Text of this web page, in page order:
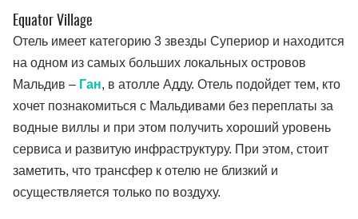
Equator Village
Отель имеет категорию 3 звезды Супериор и находится
на одном из самых больших локальных островов
Мальдив – Ган, в атолле Адду. Отель подойдет тем, кто
хочет познакомиться с Мальдивами без переплаты за
водные виллы и при этом получить хороший уровень
сервиса и развитую инфраструктуру. При этом, стоит
заметить, что трансфер к отелю не близкий и
осуществляется только по воздуху.